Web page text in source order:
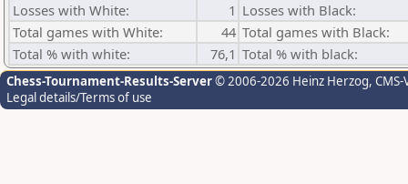
Losses with White:
1 Losses with Black:
Total games with White:
44 Total games with Black:
Total % with white:
76,1 Total % with black:
Chess-Tournament-Results-Server© 2006-2026 Heinz Herzog,
Legal details/Terms of use